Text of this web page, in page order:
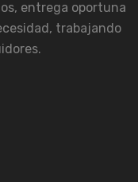
entrega oportuna
trabajando